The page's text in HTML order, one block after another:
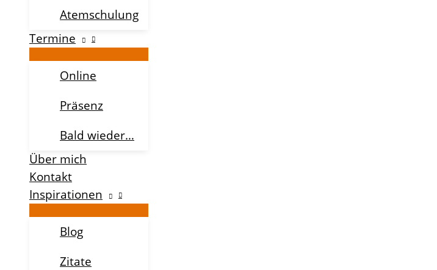
Atemschulung
Termine
Online
Präsenz
Bald wieder…
Über mich
Kontakt
Inspirationen
Blog
Zitate